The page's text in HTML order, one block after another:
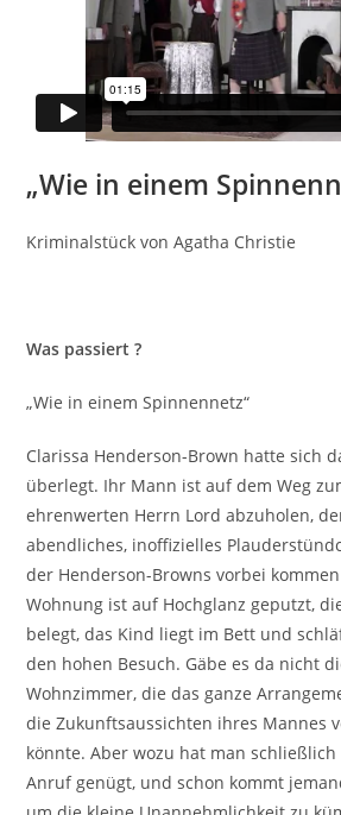
„Wie in einem
Kriminalstück von Agatha Christie
Was passiert ?
„Wie in einem Spinnennetz“
Clarissa Henderson-Brown hatte sich
überlegt. Ihr Mann ist auf dem Weg
ehrenwerten Herrn Lord abzuholen,
abendliches, inoffizielles
der Henderson-Browns vorbei
Wohnung ist auf Hochglanz geputzt,
belegt, das Kind liegt im Bett und
den hohen Besuch. Gäbe es da nicht
Wohnzimmer, die das ganze
die Zukunftsaussichten ihres Mannes
könnte. Aber wozu hat man schließlich
Anruf genügt, und schon kommt